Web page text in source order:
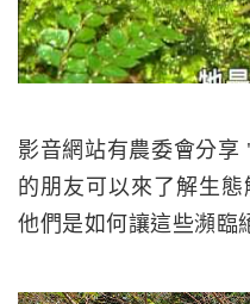
影音網站有農委會分
的朋友可以來了解生
他們是如何讓這些瀕臨